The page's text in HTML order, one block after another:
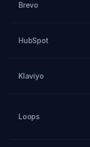
Brevo
HubSpot
Klaviyo
Loops